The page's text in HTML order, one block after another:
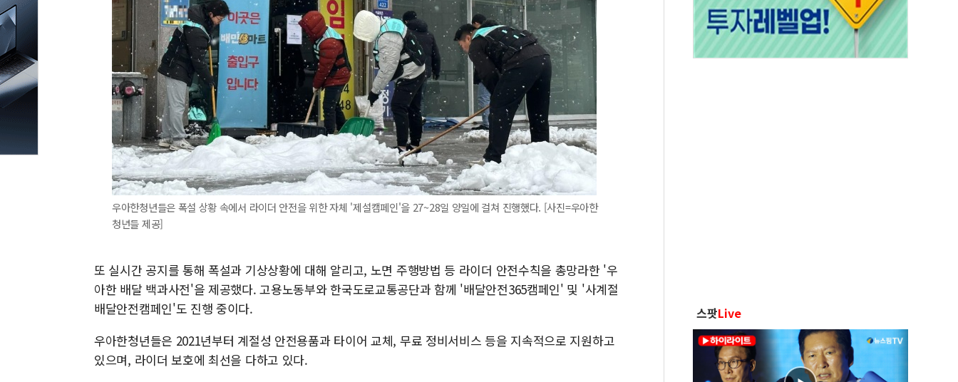
우아한청년들은 폭설 상황 속에서 라이더 안전을 위한 자체 '제설캠페인'을 27~28일 양일에 걸쳐 진행했다. [사진=우아한
청년들 제공]
또 실시간 공지를 통해 폭설과 기상상황에 대해 알리고, 노면 주행방법 등 라이더 안전수칙을 총망라한 '우
아한 배달 백과사전'을 제공했다. 고용노동부와 한국도로교통공단과 함께 '배달안전365캠페인' 및 '사계절
배달안전캠페인'도 진행 중이다.
우아한청년들은 2021년부터 계절성 안전용품과 타이어 교체, 무료 정비서비스 등을 지속적으로 지원하고
있으며, 라이더 보호에 최선을 다하고 있다.
스팟Live